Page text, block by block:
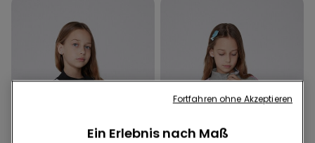
Ein Erlebnis nach Maß
Fortfahren ohne Akzeptieren